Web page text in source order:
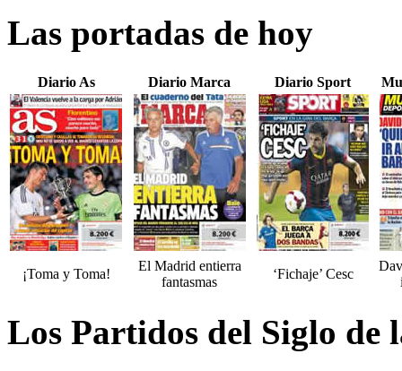
Las portadas de hoy
Diario As Diario Marca Diario Sport
¡Toma y Toma!
El Madrid entierra
fantasmas
‘Fichaje’ Cesc
Los Partidos del Siglo de